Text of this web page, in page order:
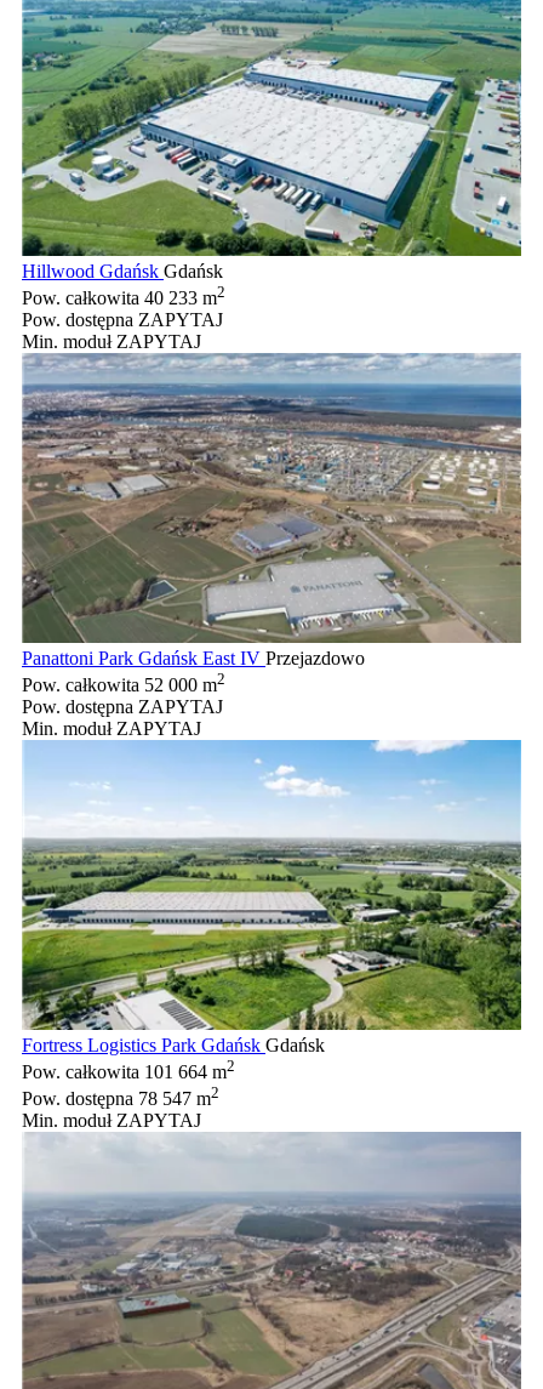
Hillwood Gdańsk Gdańsk
Pow. całkowita 40 233 m2
Pow. dostępna ZAPYTAJ
Min. moduł ZAPYTAJ
Panattoni Park Gdańsk East IV Przejazdowo
Pow. całkowita 52 000 m2
Pow. dostępna ZAPYTAJ
Min. moduł ZAPYTAJ
Fortress Logistics Park Gdańsk Gdańsk
Pow. całkowita 101 664 m2
Pow. dostępna 78 547 m2
Min. moduł ZAPYTAJ